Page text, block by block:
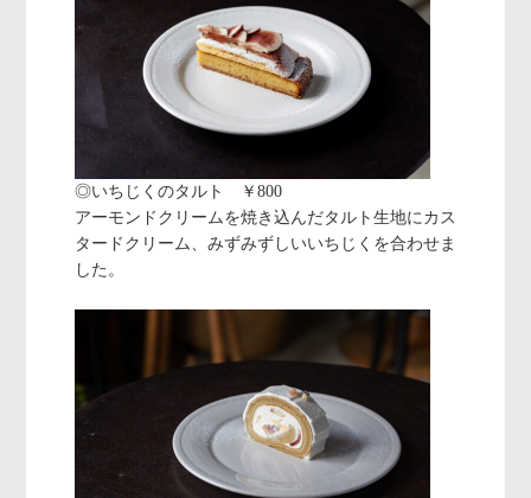
◎いちじくのタルト ￥800
アーモンドクリームを焼き込んだタルト生地にカス
タードクリーム、みずみずしいいちじくを合わせま
した。